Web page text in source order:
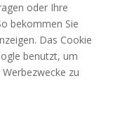
oder Ihre
bekommen Sie
Das Cookie
benutzt, um
zu